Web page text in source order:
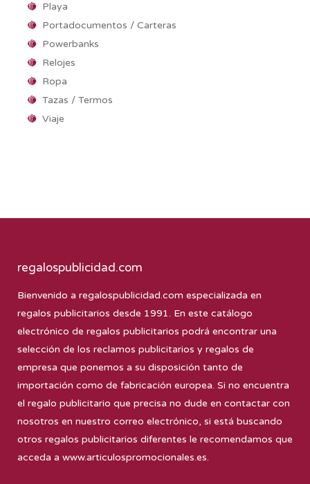
Playa
Portadocumentos / Carteras
Powerbanks
Relojes
Ropa
Tazas / Termos
Viaje
regalospublicidad.com
Bienvenido a regalospublicidad.com especializada en
regalos publicitarios desde 1991. En este catálogo
electrónico de regalos publicitarios podrá encontrar una
selección de los reclamos publicitarios y regalos de
empresa que ponemos a su disposición tanto de
importación como de fabricación europea. Si no encuentra
el regalo publicitario que precisa no dude en contactar con
nosotros en nuestro correo electrónico, si está buscando
otros regalos publicitarios diferentes le recomendamos que
acceda a www.articulospromocionales.es.